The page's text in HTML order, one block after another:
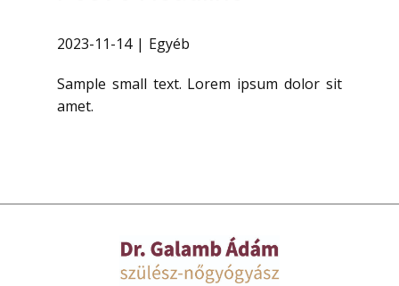
2023-11-14 Egyéb
Sample small text. Lorem ipsum dolor sit
amet.